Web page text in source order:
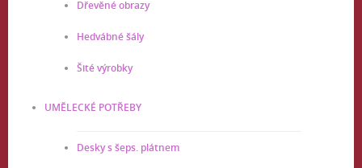
Dřevěné obrazy
Hedvábné šály
Šité výrobky
UMĚLECKÉ POTŘEBY
Desky s šeps. plátnem